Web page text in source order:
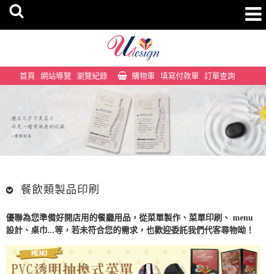
首頁 網站導覽 瀏覽紀錄 購物車 填寫付款單 訂單查詢
餐飲類製品印刷
優聯為您準備好開店用的餐廳用品，從菜單製作 、 菜單印刷 、 menu
設計 、 桌巾...等，若未符合您的需求，也歡迎委託我們代客尋物呦！